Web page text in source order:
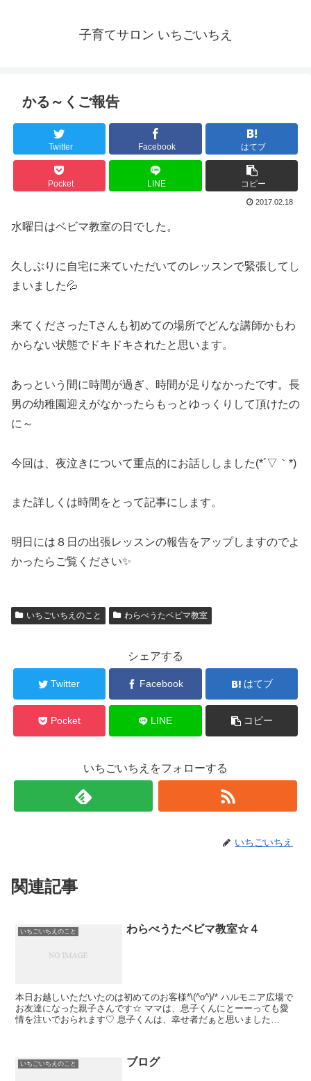
子育てサロン いちごいちえ
かる～くご報告
Twitter Facebook はてブ
Pocket LINE コピー
2017.02.18
水曜日はベビマ教室の日でした。
久しぶりに自宅に来ていただいてのレッスンで緊張してし
まいました💦
来てくださったTさんも初めての場所でどんな講師かもわ
からない状態でドキドキされたと思います。
あっという間に時間が過ぎ、時間が足りなかったです。長
男の幼稚園迎えがなかったらもっとゆっくりして頂けたの
に～
今回は、夜泣きについて重点的にお話ししました(*´▽｀*)
また詳しくは時間をとって記事にします。
明日には８日の出張レッスンの報告をアップしますのでよ
かったらご覧ください✨
いちごいちえのこと わらべうたベビマ教室
シェアする
Twitter Facebook はてブ
Pocket LINE コピー
いちごいちえをフォローする
いちごいちえ
関連記事
いちごいちえのこと わらべうたベビマ教室☆４
本日お越しいただいたのは初めてのお客様*\(^o^)/* ハルモニア広場で
お友達になった親子さんです☆ ママは、息子くんにとーーっても愛
情を注いでおられます♡ 息子くんは、幸せ者だぁと思いました
いちごいちえのこと ブログ